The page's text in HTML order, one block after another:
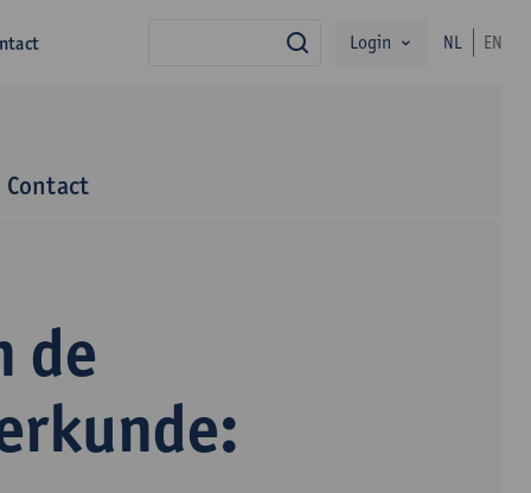
zoekLogin NL EN
Contact
de